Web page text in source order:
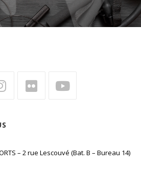
onglet
onglet
– 2 rue Lescouvé (Bat. B – Bureau 14)